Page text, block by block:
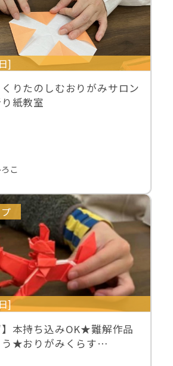
]
くりたのしむおりがみサロン
紙教室
こ
]
】本持ち込みOK★難解作品
う★おりがみくらす…